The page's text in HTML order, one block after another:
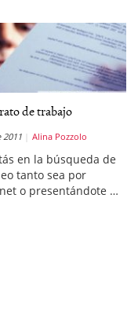
de trabajo
2011 Alina Pozzolo
en la búsqueda de
tanto sea por
o presentándote …